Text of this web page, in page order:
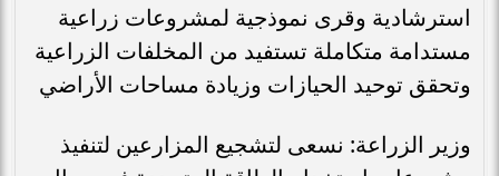
استرشادية وقرى نموذجية لمشروعات زراعية
مستدامة متكاملة تستفيد من المخلفات الزراعية
وتحقق توحيد الحيازات وزيادة مساحات الأراضي
وزير الزراعة: نسعى لتشجيع المزارعين لتنفيذ